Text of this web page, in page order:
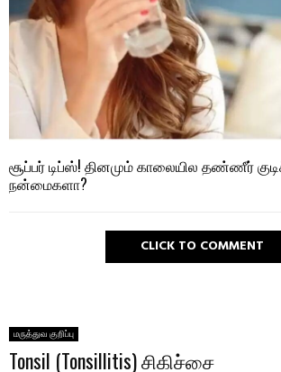
சூப்பர் டிப்ஸ்! தினமும் காலையில தண்ணீர்
நன்மைகளா?
CLICK TO COMMENT
மருத்துவ குறிப்பு
Tonsil (Tonsillitis) சிகிச்சை